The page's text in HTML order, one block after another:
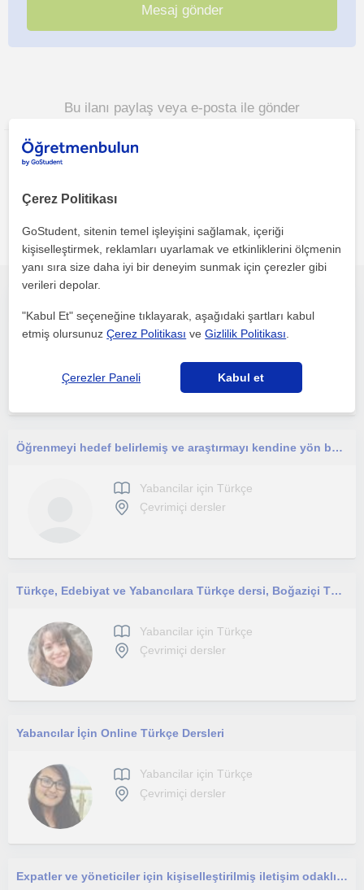
Bu ilanı paylaş veya e-posta ile gönder
İlgini çekebilecek diğer online Yabancilar için Türkçe
öğretmenleri
Çevrimiçi dersler
Öğrenmeyi hedef belirlemiş ve araştırmayı kendine yön belirlemiş olan bireylere.
Yabancilar için Türkçe
Çevrimiçi dersler
Türkçe, Edebiyat ve Yabancılara Türkçe dersi, Boğaziçi Türk Dili ve Edebiyatı Doktora
Yabancilar için Türkçe
Çevrimiçi dersler
Yabancılar İçin Online Türkçe Dersleri
Yabancilar için Türkçe
Çevrimiçi dersler
Expatler ve yöneticiler için kişiselleştirilmiş iletişim odaklı Türkçe eğitimi
Çerez Politikası
GoStudent, sitenin temel işleyişini sağlamak, içeriği
kişiselleştirmek, reklamları uyarlamak ve etkinliklerini ölçmenin
yanı sıra size daha iyi bir deneyim sunmak için çerezler gibi
verileri depolar.
"Kabul Et" seçeneğine tıklayarak, aşağıdaki şartları kabul
etmiş olursunuzÇerez Politikası veGizlilik Politikası
Çerezler Paneli Kabul et